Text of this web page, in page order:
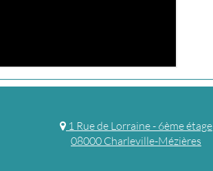
1 Rue de Lorraine - 6ème étage
08000 Charleville-Mézières